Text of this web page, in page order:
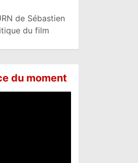
de Sébastien
du film
du moment